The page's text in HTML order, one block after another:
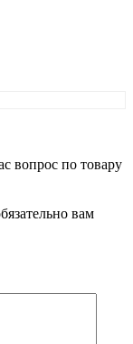
вопрос по товару
вам